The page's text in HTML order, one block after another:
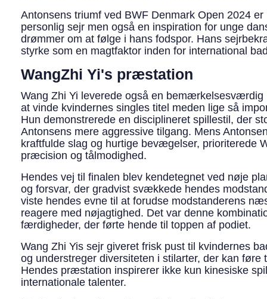
Antonsens triumf ved BWF Denmark Open 2024 er
personlig sejr men også en inspiration for unge
drømmer om at følge i hans fodspor. Hans
styrke som en magtfaktor inden for international
WangZhi Yi's præstation
Wang Zhi Yi leverede også en
at vinde kvindernes singles titel meden lige så
Hun demonstrerede en disciplineret spillestil, der
Antonsens mere aggressive tilgang. Mens
kraftfulde slag og hurtige bevægelser, prioriterede
præcision og tålmodighed.
Hendes vej til finalen blev kendetegnet ved nøje
og forsvar, der gradvist svækkede hendes
viste hendes evne til at forudse modstanderens
reagere med nøjagtighed. Det var denne
færdigheder, der førte hende til toppen af podiet.
Wang Zhi Yis sejr giveret frisk pust til kvindernes
og understreger diversiteten i stilarter, der kan føre
Hendes præstation inspirerer ikke kun kinesiske
internationale talenter.